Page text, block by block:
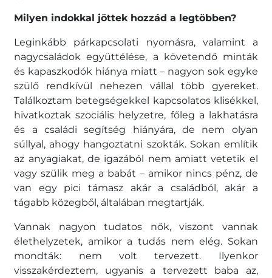
Milyen indokkal jöttek hozzád a legtöbben?
Leginkább párkapcsolati nyomásra, valamint a
nagycsaládok együttélése, a követendő minták
és kapaszkodók hiánya miatt – nagyon sok egyke
szülő rendkívül nehezen vállal több gyereket.
Találkoztam betegségekkel kapcsolatos klisékkel,
hivatkoztak szociális helyzetre, főleg a lakhatásra
és a családi segítség hiányára, de nem olyan
súllyal, ahogy hangoztatni szokták. Sokan említik
az anyagiakat, de igazából nem amiatt vetetik el
vagy szülik meg a babát – amikor nincs pénz, de
van egy pici támasz akár a családból, akár a
tágabb közegből, általában megtartják.
Vannak nagyon tudatos nők, viszont vannak
élethelyzetek, amikor a tudás nem elég. Sokan
mondták: nem volt tervezett. Ilyenkor
visszakérdeztem, ugyanis a tervezett baba az,